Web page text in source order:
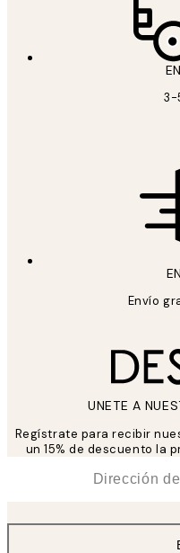
3-
Envío
UNETE A
Regístrate para recibir
un 15% de descuento la